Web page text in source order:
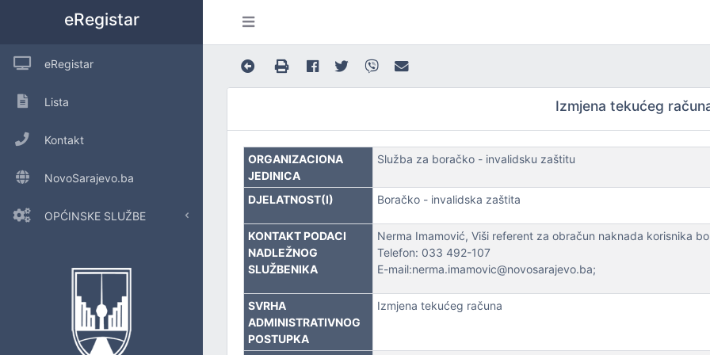
eRegistar
eRegistar
Lista
Kontakt
NovoSarajevo.ba
OPĆINSKE SLUŽBE
POSLOVE OPĆINSKOG VIJEĆA I LOKALNU SAMOUPRAVU
URED ZA INTERNU REVIZIJU
INSPEKCIJSKE POSLOVE
Izmjena tekućeg
ORGANIZACIONA
JEDINICA
Služba za boračko - invalidsku zaštitu
DJELATNOST(I) Boračko - invalidska zaštita
KONTAKT PODACI
NADLEŽNOG
SLUŽBENIKA
Nerma Imamović, Viši referent za obračun naknada korisnika
Telefon: 033 492-107
E-mail:nerma.imamovic@novosarajevo.ba;
SVRHA
ADMINISTRATIVNOG
POSTUPKA
Izmjena tekućeg računa